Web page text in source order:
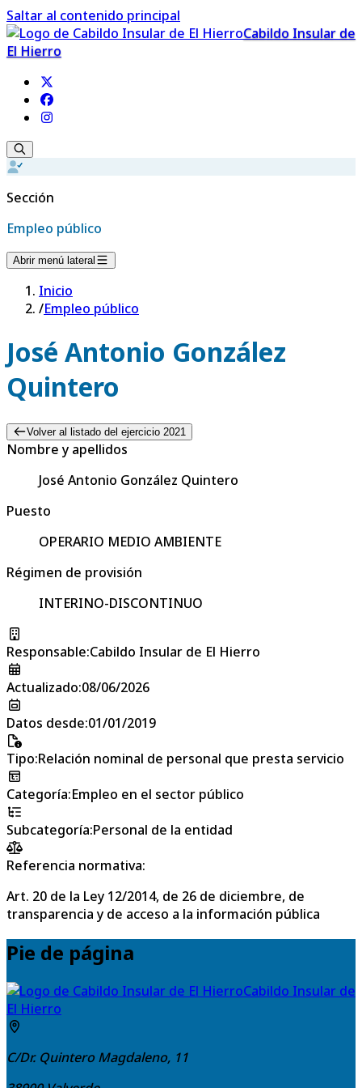
Saltar al contenido principal
Cabildo Insular de
El Hierro
Sección
Empleo público
Abrir menú lateral
Inicio
/Empleo público
José Antonio González
Quintero
Volver al listado del ejercicio 2021
Nombre y apellidos
José Antonio González Quintero
Puesto
OPERARIO MEDIO AMBIENTE
Régimen de provisión
INTERINO-DISCONTINUO
Responsable:Cabildo Insular de El Hierro
Actualizado:08/06/2026
Datos desde:01/01/2019
Tipo:Relación nominal de personal que presta servicio
Categoría:Empleo en el sector público
Subcategoría:Personal de la entidad
Referencia normativa:
Art. 20 de la Ley 12/2014, de 26 de diciembre, de
transparencia y de acceso a la información pública
Pie de página
Cabildo Insular de
El Hierro
C/Dr. Quintero Magdaleno, 11